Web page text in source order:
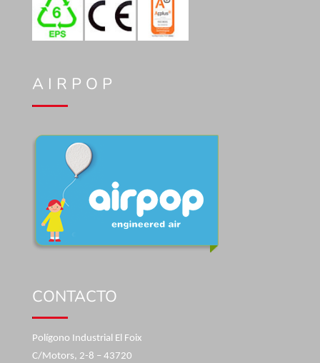
A I R P O P
CONTACTO
Polígono Industrial El Foix
C/Motors, 2-8 – 43720